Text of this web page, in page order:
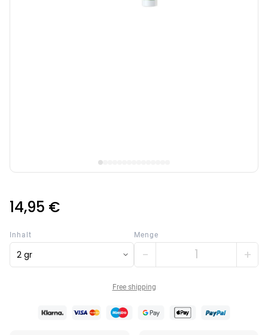
Gesundheit
Hygiene &
Familie
14,95 €
Inhalt
2 gr
Menge
− +
Free shipping